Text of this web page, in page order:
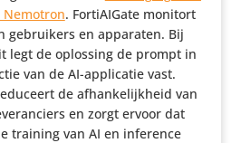
Nemotron. Forti­AI­Gate monitort
gebrui­kers en apparaten. Bij
legt de oplossing de prompt in
van de AI-appli­catie vast.
de afhan­ke­lijk­heid van
en zorgt ervoor dat
training van AI en inference